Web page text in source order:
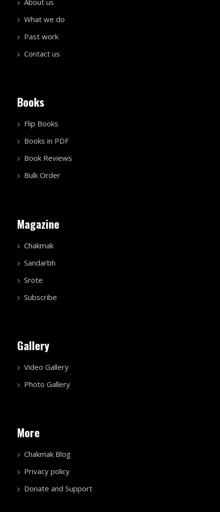
What we do
Past work
Contact us
Books
Flip Books
Books in PDF
Book Reviews
Bulk Order
Magazine
Chakmak
Sandarbh
Srote
Subscribe
Gallery
Video Gallery
Photo Gallery
More
Chakmak Blog
Privacy policy
Donate and Support